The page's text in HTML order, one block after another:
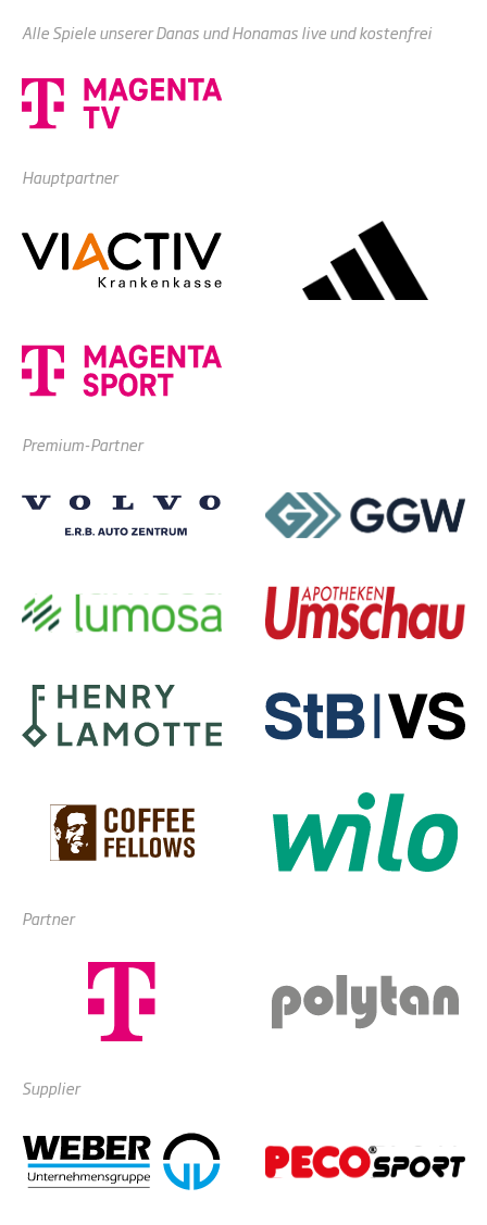
Alle Spiele unserer Danas und Honamas live und kostenfrei
Hauptpartner
Premium-Partner
Partner
Supplier